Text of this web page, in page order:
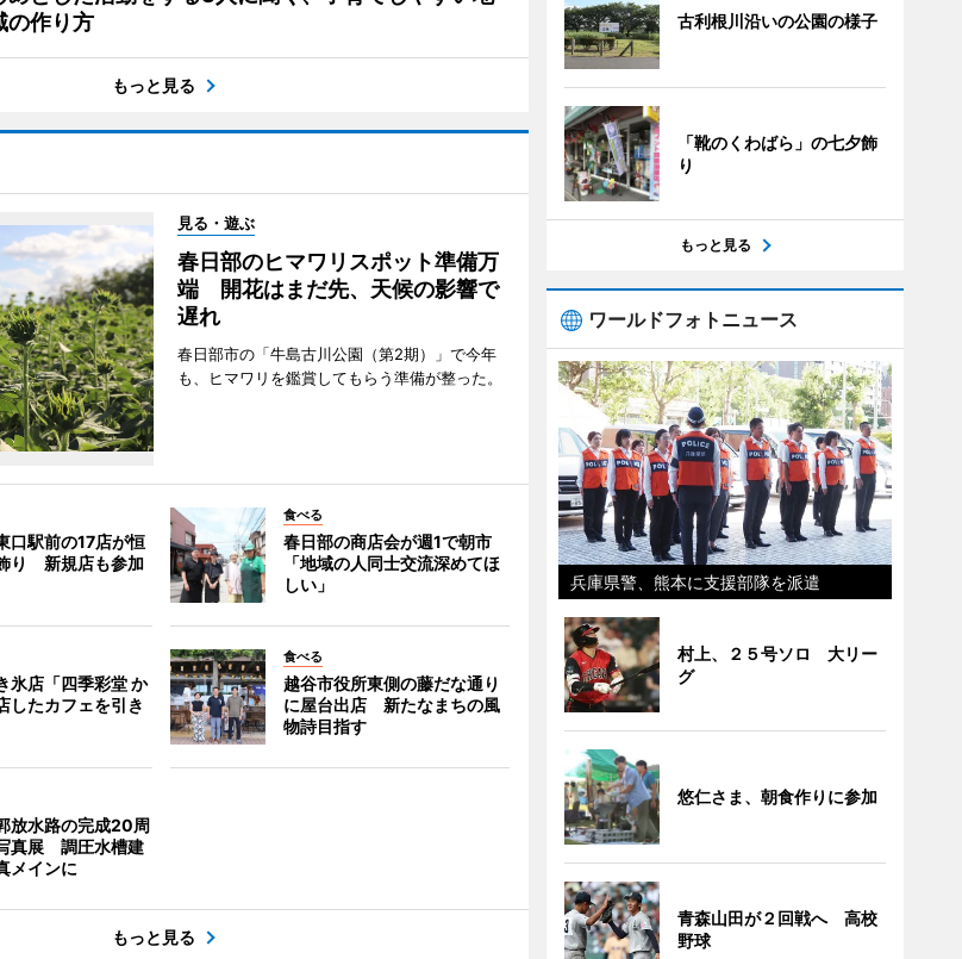
の作り方
もっと見る
見る・遊ぶ
春日部のヒマワリスポット準備万
端 開花はまだ先、天候の影響で
遅れ
春日部市の「牛島古川公園（第2期）」で今年
も、ヒマワリを鑑賞してもらう準備が整った。
口駅前の17店が恒
り 新規店も参加
食べる
春日部の商店会が週1で朝市
「地域の人同士交流深めてほ
しい」
氷店「四季彩堂 か
たカフェを引き
食べる
越谷市役所東側の藤だな通り
に屋台出店 新たなまちの風
物詩目指す
放水路の完成20周
真展 調圧水槽建
メインに
もっと見る
古利根川沿いの公園の様子
「靴のくわばら」の七夕飾
り
もっと見る
ワールドフォトニュース
兵庫県警、熊本に支援部隊を派遣
村上、２５号ソロ 大リー
グ
悠仁さま、朝食作りに参加
青森山田が２回戦へ 高校
野球